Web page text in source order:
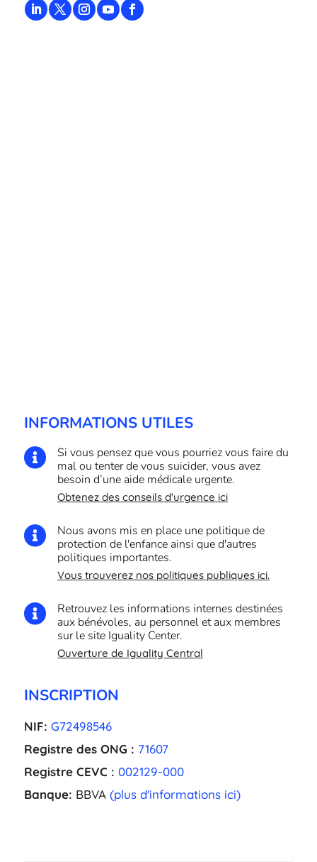
INFORMATIONS UTILES

Si vous pensez que vous pourriez vous faire du
mal ou tenter de vous suicider, vous avez
besoin d’une aide médicale urgente.
Obtenez des conseils d'urgence ici

Nous avons mis en place une politique de
protection de l'enfance ainsi que d'autres
politiques importantes.
Vous trouverez nos politiques publiques ici.

Retrouvez les informations internes destinées
aux bénévoles, au personnel et aux membres
sur le site Iguality Center.
Ouverture de Iguality Central
INSCRIPTION
NIF: G72498546
Registre des ONG : 71607
Registre CEVC : 002129-000
Banque: BBVA (plus d'informations ici)